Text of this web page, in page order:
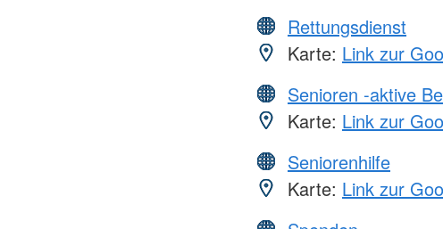
Rettungsdienst
Karte: Link zur
Senioren -aktive
Karte: Link zur
Seniorenhilfe
Karte: Link zur